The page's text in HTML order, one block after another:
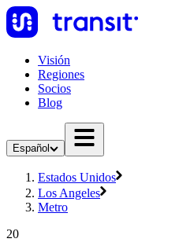
Visión
Regiones
Socios
Blog
Español
Estados Unidos
Los Angeles
Metro
20